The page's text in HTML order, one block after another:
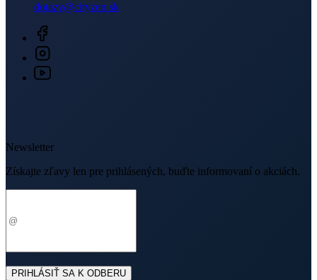
dotazy@cityzen.sk
Newsletter
Získajte zľavy len pre prihlásených, buďte informovaní o akciách.
PRIHLÁSIŤ SA K ODBERU